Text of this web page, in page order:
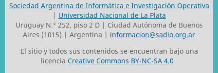
Sociedad Argentina de Informática e Investigación Operativa
| Universidad Nacional de La Plata
Uruguay N.° 252, piso 2 D | Ciudad Autónoma de Buenos
Aires (1015) | Argentina | informacion@sadio.org.ar
El sitio y todos sus contenidos se encuentran bajo una
licencia Creative Commons BY-NC-SA 4.0